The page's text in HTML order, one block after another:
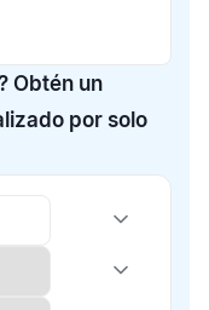
Obtén un
por solo